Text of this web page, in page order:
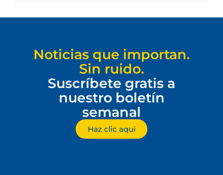
Noticias que importan.
Sin ruido.
Suscríbete gratis a
nuestro boletín
semanal
Haz clic aquí